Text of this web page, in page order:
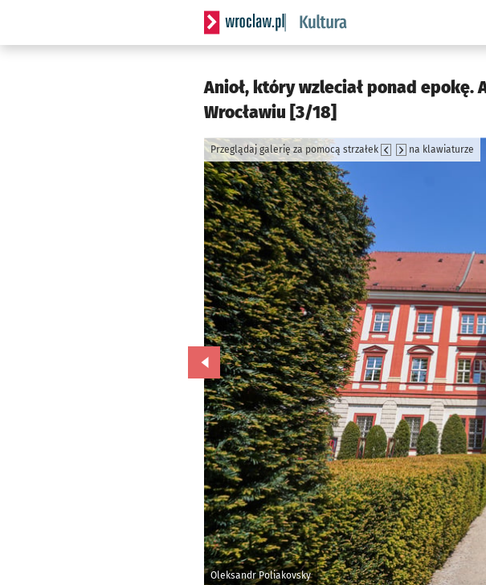
Serwis informacyjny wroclaw.pl podserwis:
Anioł, który wzleciał ponad epokę.
Wrocławiu [3/18]
Oleksandr Poliakovsky
Przeglądaj galerię za pomocą strzałek na klawiaturze
Przejdź do poprzedniego zdjęcia.